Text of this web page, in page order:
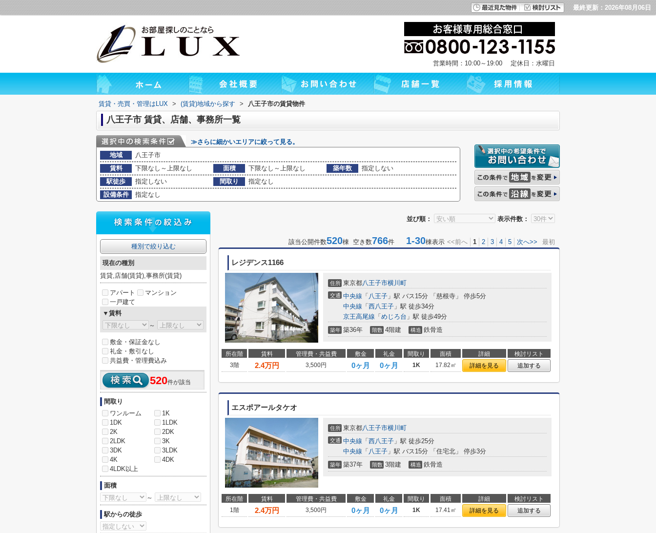
最終更新：2026年08月06日
営業時間：10:00～19:00 定休日：水曜日
賃貸・売買・管理はLUX > (賃貸)地域から探す > 八王子市の賃貸物件
八王子市 賃貸、店舗、事務所一覧
≫さらに細かいエリアに絞って見る。
地域
八王子市
賃料
下限なし～上限なし 面積 下限なし～上限なし 築年数
指定しない
駅徒歩
指定しない 間取り
指定なし
設備条件
指定なし
並び順： 表示件数：
該当公開件数520棟 空き数766件 1-30棟表示 <<前へ 1 2 3 4 5 次へ>> 最初
レジデンス1166
住所 東京都八王子市横川町
交通 中央線 「 八王子 」駅 バス15分 「慈根寺」 停歩5分
中央線 「 西八王子 」駅 徒歩34分
京王高尾線 「 めじろ台 」駅 徒歩49分
築年 築36年 階数 4階建 構造 鉄骨造
所在階 賃料 管理費・共益費 敷金 礼金 間取り 面積 詳細
検討リスト
3階
2.4万円 3,500円 0ヶ月 0ヶ月 1K 17.82㎡ 詳細を見る 追加する
エスポアールタケオ
住所 東京都八王子市横川町
交通 中央線 「 西八王子 」駅 徒歩25分
中央線 「 八王子 」駅 バス15分 「住宅北」 停歩3分
築年 築37年 階数 3階建 構造 鉄骨造
所在階 賃料 管理費・共益費 敷金 礼金 間取り 面積 詳細
検討リスト
1階
2.4万円 3,500円 0ヶ月 0ヶ月 1K 17.41㎡ 詳細を見る 追加する
種別で絞り込む
現在の種別
賃貸,店舗(賃貸),事務所(賃貸)
アパート
マンション
一戸建て
▼賃料
～
敷金・保証金なし
礼金・敷引なし
共益費・管理費込み
520件が該当
間取り
ワンルーム
1K
1DK
1LDK
2K
2DK
2LDK
3K
3DK
3LDK
4K
4DK
4LDK以上
面積
～
駅からの徒歩